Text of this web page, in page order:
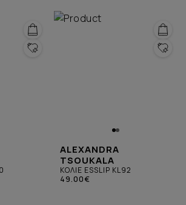
ALEXANDRA
TSOUKALA
ΚΟΛΙΕ ESSLIP KL92
49.00€